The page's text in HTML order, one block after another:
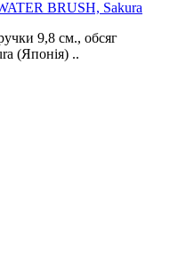
BRUSH, Sakura
9,8 см., обсяг
(Японія) ..